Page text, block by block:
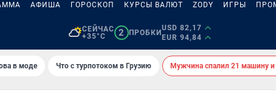
АФИША ГОРОСКОП КУРСЫ ВАЛЮТ ZODY ИГРЫ
СЕЙЧАС
+35°C
2 ПРОБКИ
USD 82,17
EUR 94,84
в моде Что с турпотоком в Грузию Мужчина спалил 21 машину